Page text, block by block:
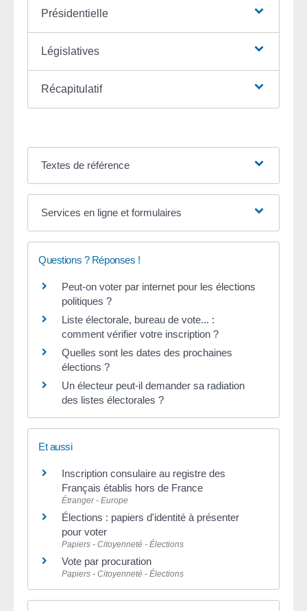
Présidentielle
Législatives
Récapitulatif
Textes de référence
Services en ligne et formulaires
Questions ? Réponses !
Peut-on voter par internet pour les élections
politiques ?
Liste électorale, bureau de vote... :
comment vérifier votre inscription ?
Quelles sont les dates des prochaines
élections ?
Un électeur peut-il demander sa radiation
des listes électorales ?
Et aussi
Inscription consulaire au registre des
Français établis hors de France
Étranger - Europe
Élections : papiers d'identité à présenter
pour voter
Papiers - Citoyenneté - Élections
Vote par procuration
Papiers - Citoyenneté - Élections